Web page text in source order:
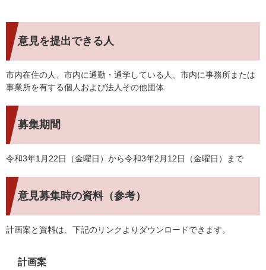
意見を提出できる人
市内在住の人、市内に通勤・通学している人、市内に事務所または
事業所を有する個人および法人その他団体
募集期間
令和3年1月22日（金曜日）から令和3年2月12日（金曜日）まで
意見募集時の資料（参考）
計画案と資料は、下記のリンクよりダウンロードできます。
計画案